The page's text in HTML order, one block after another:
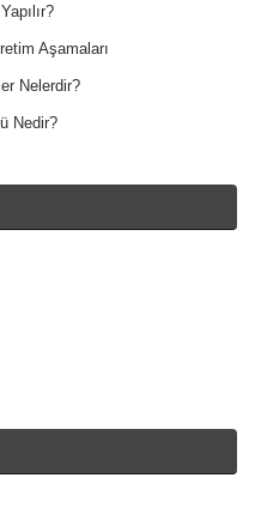
Aşamaları
Nelerdir?
Nedir?